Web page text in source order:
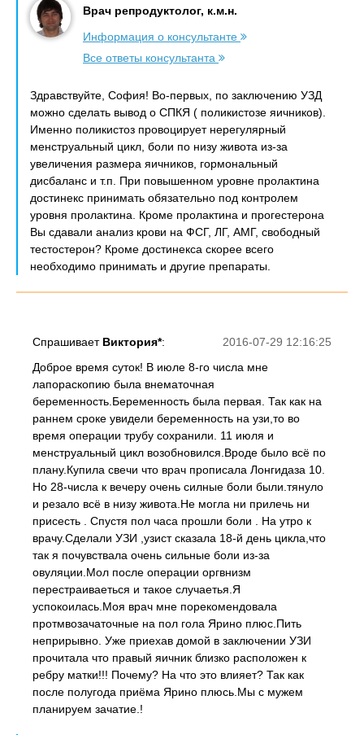
Врач репродуктолог, к.м.н.
Информация о консультанте
Все ответы консультанта
Здравствуйте, София! Во-первых, по заключению УЗД
можно сделать вывод о СПКЯ ( поликистозе яичников).
Именно поликистоз провоцирует нерегулярный
менструальный цикл, боли по низу живота из-за
увеличения размера яичников, гормональный
дисбаланс и т.п. При повышенном уровне пролактина
достинекс принимать обязательно под контролем
уровня пролактина. Кроме пролактина и прогестерона
Вы сдавали анализ крови на ФСГ, ЛГ, АМГ, свободный
тестостерон? Кроме достинекса скорее всего
необходимо принимать и другие препараты.
2016-07-29 12:16:25
Спрашивает Виктория*:
Доброе время суток! В июле 8-го числа мне
лапораскопию была внематочная
беременность.Беременность была первая. Так как на
раннем сроке увидели беременность на узи,то во
время операции трубу сохранили. 11 июля и
менструальный цикл возобновился.Вроде было всё по
плану.Купила свечи что врач прописала Лонгидаза 10.
Но 28-числа к вечеру очень силные боли были.тянуло
и резало всё в низу живота.Не могла ни прилечь ни
присесть . Спустя пол часа прошли боли . На утро к
врачу.Сделали УЗИ ,узист сказала 18-й день цикла,что
так я почувствала очень сильные боли из-за
овуляции.Мол после операции оргвнизм
перестраиваеться и такое случаетья.Я
успокоилась.Моя врач мне порекомендовала
протмвозачаточные на пол гола Ярино плюс.Пить
неприрывно. Уже приехав домой в заключении УЗИ
прочитала что правый яичник близко расположен к
ребру матки!!! Почему? На что это влияет? Так как
после полугода приёма Ярино плюсь.Мы с мужем
планируем зачатие.!